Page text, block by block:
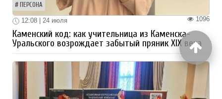
ПЕРСОНА
1096
12:08 | 24 июля
Каменский код: как учительница из Каменска-
Уральского возрождает забытый пряник XIX века